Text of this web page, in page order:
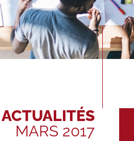
ACTUALITÉS
MARS 2017